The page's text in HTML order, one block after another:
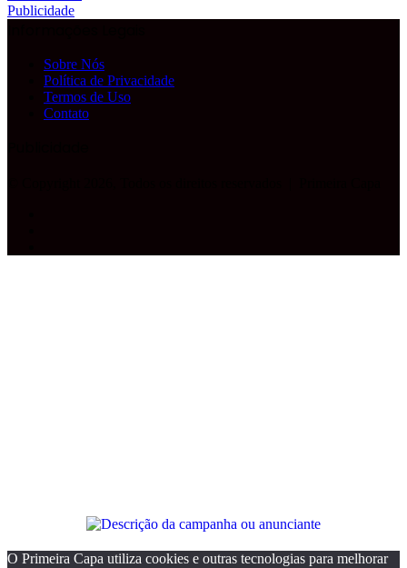
Publicidade
Sobre Nós
Política de Privacidade
Termos de Uso
Contato
O Primeira Capa utiliza cookies e outras tecnologias para melhorar